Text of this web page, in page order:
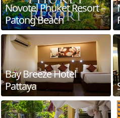
Novotel Phuket Resort –
Patong Beach
Bay Breeze Hotel
Pattaya